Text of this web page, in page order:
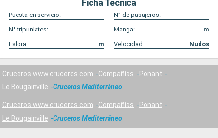
Ficha Técnica
Puesta en servicio:
N° de pasajeros:
N° tripunlates:
Manga:
m
Eslora:
m Velocidad: Nudos
Cruceros www.cruceros.com Compañías
Ponant
Le Bougainville
Cruceros Mediterráneo
Cruceros www.cruceros.com Compañías
Ponant
Le Bougainville
Cruceros Mediterráneo